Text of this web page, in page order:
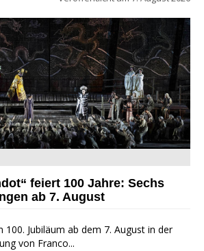
von Verona - Ennevi für Fondazione
feiert 100 Jahre: Sechs
ab 7. August
100. Jubiläum ab dem 7. August in der
von Franco...